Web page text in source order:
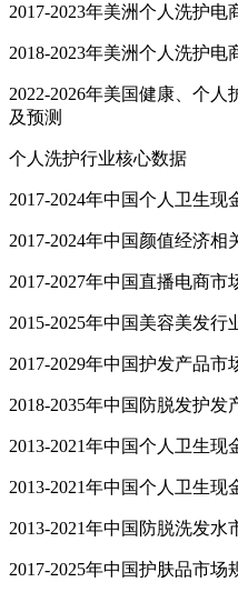
2017-2023年美洲个人洗护电
2018-2023年美洲个人洗护
2022-2026年美国健康、个
及预测
个人洗护行业核心数据
2017-2024年中国个人卫生现
2017-2024年中国颜值经济相
2017-2027年中国直播电商市
2015-2025年中国美容美发行
2017-2029年中国护发产品市
2018-2035年中国防脱发护发
2013-2021年中国个人卫生现
2013-2021年中国个人卫生现
2013-2021年中国防脱洗发水
2017-2025年中国护肤品市场